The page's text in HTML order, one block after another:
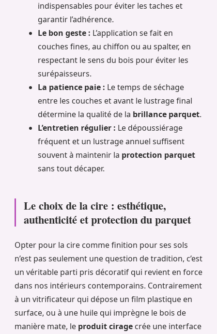
indispensables pour éviter les taches et
garantir l’adhérence.
Le bon geste : L’application se fait en
couches fines, au chiffon ou au spalter, en
respectant le sens du bois pour éviter les
surépaisseurs.
La patience paie : Le temps de séchage
entre les couches et avant le lustrage final
détermine la qualité de la brillance parquet.
L’entretien régulier : Le dépoussiérage
fréquent et un lustrage annuel suffisent
souvent à maintenir la protection parquet
sans tout décaper.
Le choix de la cire : esthétique,
authenticité et protection du parquet
Opter pour la cire comme finition pour ses sols
n’est pas seulement une question de tradition, c’est
un véritable parti pris décoratif qui revient en force
dans nos intérieurs contemporains. Contrairement
à un vitrificateur qui dépose un film plastique en
surface, ou à une huile qui imprègne le bois de
manière mate, le produit cirage crée une interface